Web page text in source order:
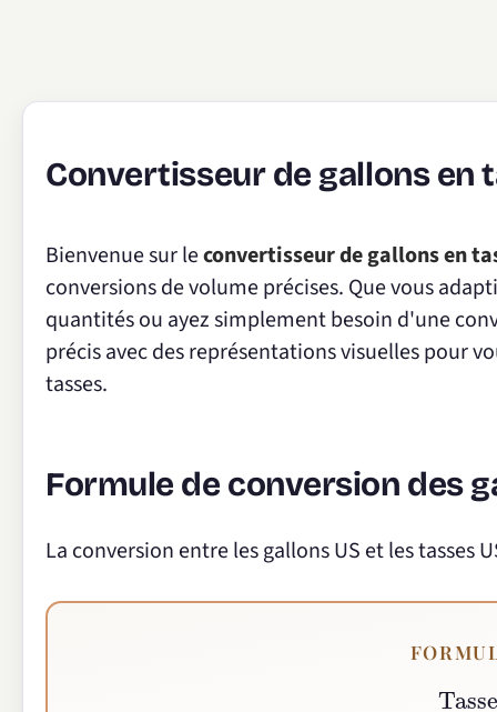
Convertisseur de gallons en
Bienvenue sur leconvertisseur de gallons en
conversions de volume précises. Que vous
quantités ou ayez simplement besoin d'une
précis avec des représentations visuelles pour
tasses.
Formule de conversion des
La conversion entre les gallons US et les tasses